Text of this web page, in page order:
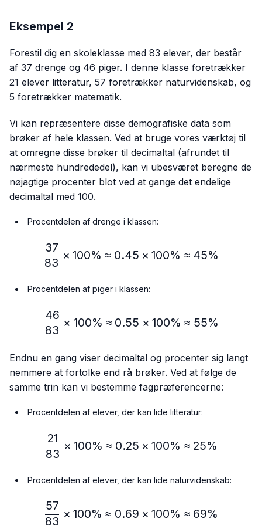
Eksempel 2
Forestil dig en skoleklasse med 83 elever, der består
af 37 drenge og 46 piger. I denne klasse foretrækker
21 elever litteratur, 57 foretrækker naturvidenskab, og
5 foretrækker matematik.
Vi kan repræsentere disse demografiske data som
brøker af hele klassen. Ved at bruge vores værktøj til
at omregne disse brøker til decimaltal (afrundet til
nærmeste hundrededel), kan vi ubesværet beregne de
nøjagtige procenter blot ved at gange det endelige
decimaltal med 100.
Procentdelen af drenge i klassen:
\frac{37}{83} × 100\%≈
83
37
× 100% ≈ 0.45 × 100% ≈ 45%
Procentdelen af piger i klassen:
\frac{46}{83} × 100\%
83
46
× 100% ≈ 0.55 × 100% ≈ 55%
Endnu en gang viser decimaltal og procenter sig langt
nemmere at fortolke end rå brøker. Ved at følge de
samme trin kan vi bestemme fagpræferencerne:
Procentdelen af elever, der kan lide litteratur:
\frac{21}{83} × 100\% ≈
83
21
× 100% ≈ 0.25 × 100% ≈ 25%
Procentdelen af elever, der kan lide naturvidenskab:
\frac{57}{83} × 100\% ≈
83
57
× 100% ≈ 0.69 × 100% ≈ 69%